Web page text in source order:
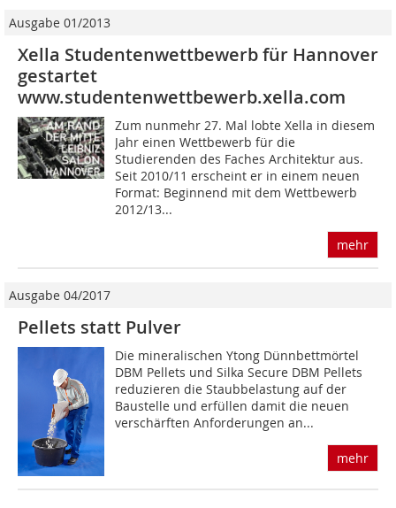
Ausgabe 01/2013
Xella Studentenwettbewerb für Hannover
gestartet
www.studentenwettbewerb.xella.com
Zum nunmehr 27. Mal lobte Xella in diesem
Jahr einen Wettbewerb für die
Studierenden des Faches Architektur aus.
Seit 2010/11 erscheint er in einem neuen
Format: Beginnend mit dem Wettbewerb
2012/13...
mehr
Ausgabe 04/2017
Pellets statt Pulver
Die mineralischen Ytong Dünnbettmörtel
DBM Pellets und Silka Secure DBM Pellets
reduzieren die Staubbelastung auf der
Baustelle und erfüllen damit die neuen
verschärften Anforderungen an...
mehr